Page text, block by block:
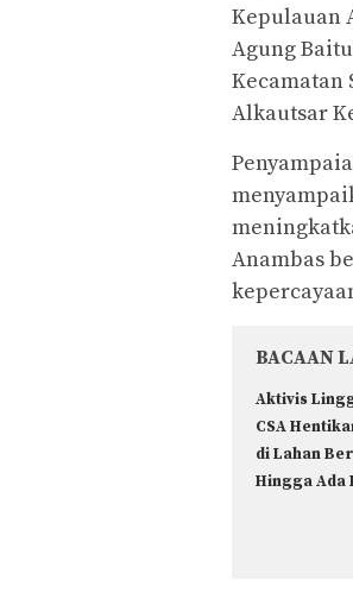
Kepulauan
Agung
Kecamatan
Alkautsar
Anambas
BACAAN
Aktivis
CSA
di Lahan
Hingga Ada